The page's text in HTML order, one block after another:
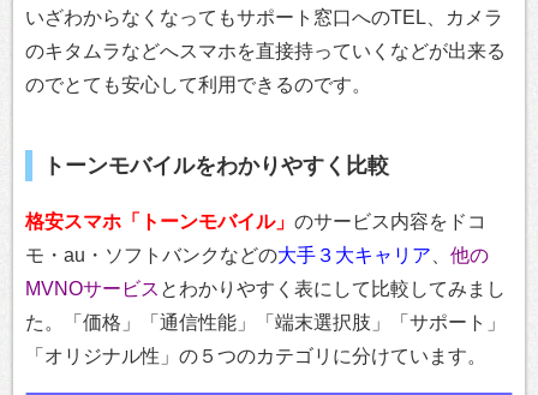
いざわからなくなってもサポート窓口へのTEL、カメラ
のキタムラなどへスマホを直接持っていくなどが出来る
のでとても安心して利用できるのです。
トーンモバイルをわかりやすく比較
格安スマホ「トーンモバイル」 のサービス内容をドコ
モ・au・ソフトバンクなどの大手３大キャリア
他の
MVNOサービス とわかりやすく表にして比較してみまし
た。「価格」「通信性能」「端末選択肢」「サポート」
「オリジナル性」の５つのカテゴリに分けています。